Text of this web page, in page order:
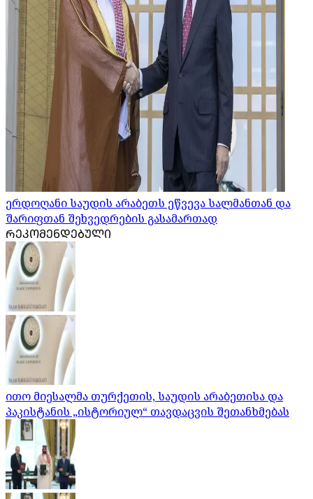
ერდოღანი საუდის არაბეთს ეწვევა სალმანთან და
შარიფთან შეხვედრების გასამართად
ᲠᲔᲙᲝᲛᲔᲜᲓᲔᲑᲣᲚᲘ
ითო მიესალმა თურქეთის, საუდის არაბეთისა და
პაკისტანის „ისტორიულ“ თავდაცვის შეთანხმებას